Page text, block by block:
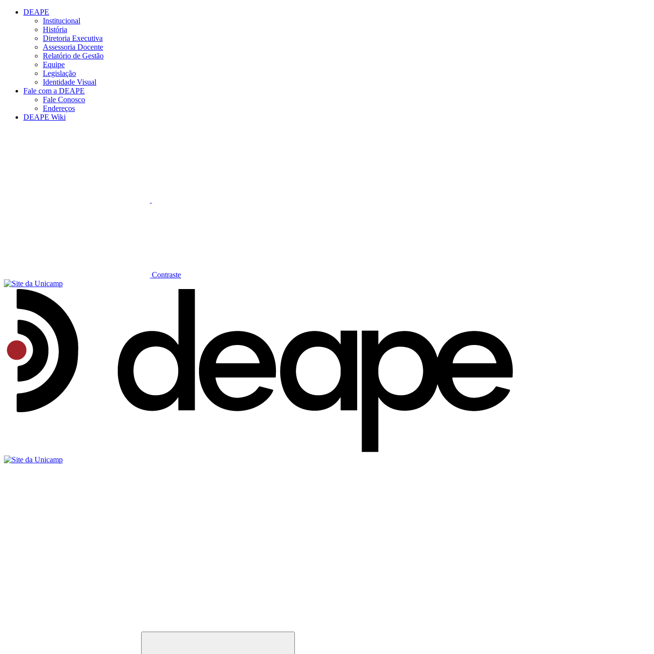
Conteúdo principal
DEAPE
Institucional
História
Diretoria Executiva
Assessoria Docente
Relatório de Gestão
Equipe
Legislação
Identidade Visual
Fale com a DEAPE
Fale Conosco
Endereços
DEAPE Wiki
Contraste